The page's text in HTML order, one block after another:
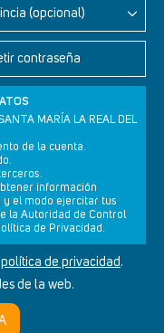
(opcional)
contraseña
MARÍA LA REAL DEL
de la cuenta.
información
el modo ejercitar tus
la Autoridad de Control
de Privacidad.
política de privacidad.
de la web.
Política de cookies
reservados